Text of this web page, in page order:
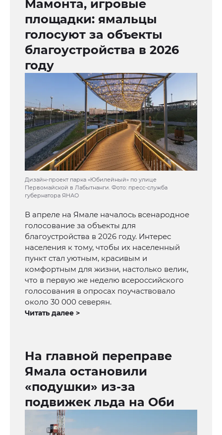
Мамонта, игровые
площадки: ямальцы
голосуют за объекты
благоустройства в 2026
году
Дизайн-проект парка «Юбилейный» по улице
Первомайской в Лабытнанги. Фото: пресс-служба
губернатора ЯНАО
В апреле на Ямале началось всенародное
голосование за объекты для
благоустройства в 2026 году. Интерес
населения к тому, чтобы их населенный
пункт стал уютным, красивым и
комфортным для жизни, настолько велик,
что в первую же неделю всероссийского
голосования в опросах поучаствовало
около 30 000 северян.
Читать далее >
На главной переправе
Ямала остановили
«подушки» из-за
подвижек льда на Оби